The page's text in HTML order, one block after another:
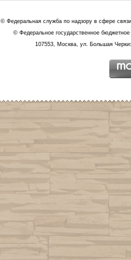
© Федеральная служба по надзору в сфере
© Федеральное государственное
107553, Москва, ул. Большая